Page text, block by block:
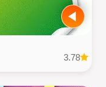
3.78